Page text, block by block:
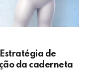
de
da caderneta